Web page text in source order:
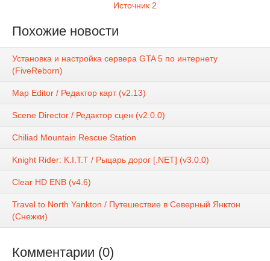
Источник 2
Похожие новости
Установка и настройка сервера GTA 5 по интернету
(FiveReborn)
Map Editor / Редактор карт (v2.13)
Scene Director / Редактор сцен (v2.0.0)
Chiliad Mountain Rescue Station
Knight Rider: K.I.T.T / Рыцарь дорог [.NET] (v3.0.0)
Clear HD ENB (v4.6)
Travel to North Yankton / Путешествие в Северный Янктон
(Снежки)
Комментарии (0)